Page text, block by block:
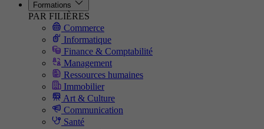
Formations
PAR FILIÈRES
Commerce
Informatique
Finance & Comptabilité
Management
Ressources humaines
Immobilier
Art & Culture
Communication
Santé